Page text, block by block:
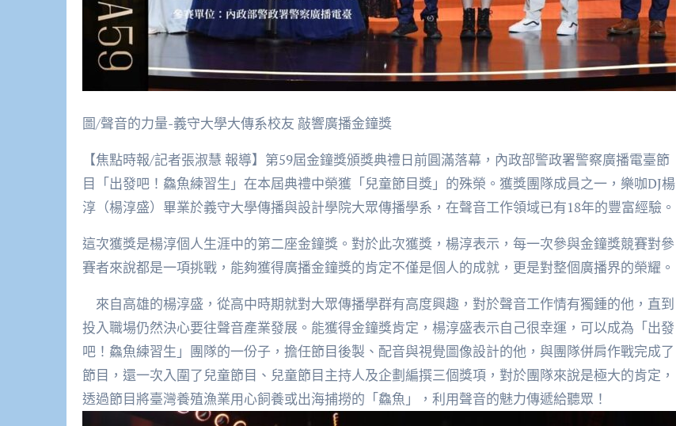
圖/聲音的力量-義守大學大傳系校友 敲響廣播金鐘獎
【焦點時報/記者張淑慧 報導】第59屆金鐘獎頒獎典禮日前圓滿落幕，內政部警政署警察廣播電臺節
目「出發吧！鱻魚練習生」在本屆典禮中榮獲「兒童節目獎」的殊榮。獲獎團隊成員之一，樂咖DJ楊
淳（楊淳盛）畢業於義守大學傳播與設計學院大眾傳播學系，在聲音工作領域已有18年的豐富經驗。
這次獲獎是楊淳個人生涯中的第二座金鐘獎。對於此次獲獎，楊淳表示，每一次參與金鐘獎競賽對參
賽者來說都是一項挑戰，能夠獲得廣播金鐘獎的肯定不僅是個人的成就，更是對整個廣播界的榮耀。
來自高雄的楊淳盛，從高中時期就對大眾傳播學群有高度興趣，對於聲音工作情有獨鍾的他，直到
投入職場仍然決心要往聲音產業發展。能獲得金鐘獎肯定，楊淳盛表示自己很幸運，可以成為「出發
吧！鱻魚練習生」團隊的一份子，擔任節目後製、配音與視覺圖像設計的他，與團隊併肩作戰完成了
節目，還一次入圍了兒童節目、兒童節目主持人及企劃編撰三個獎項，對於團隊來說是極大的肯定，
透過節目將臺灣養殖漁業用心飼養或出海捕撈的「鱻魚」，利用聲音的魅力傳遞給聽眾！